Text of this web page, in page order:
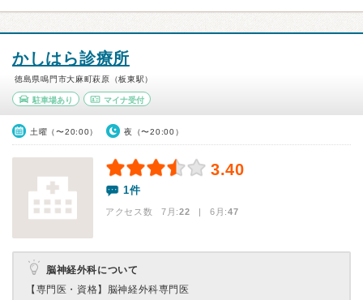
かしはら診療所
徳島県鳴門市大麻町萩原（板東駅）
駐車場あり マイナ受付
土曜（〜20:00） 夜（〜20:00）
3.40
1件
アクセス数 7月:22 | 6月:47
脳神経外科について
【専門医・資格】 脳神経外科専門医